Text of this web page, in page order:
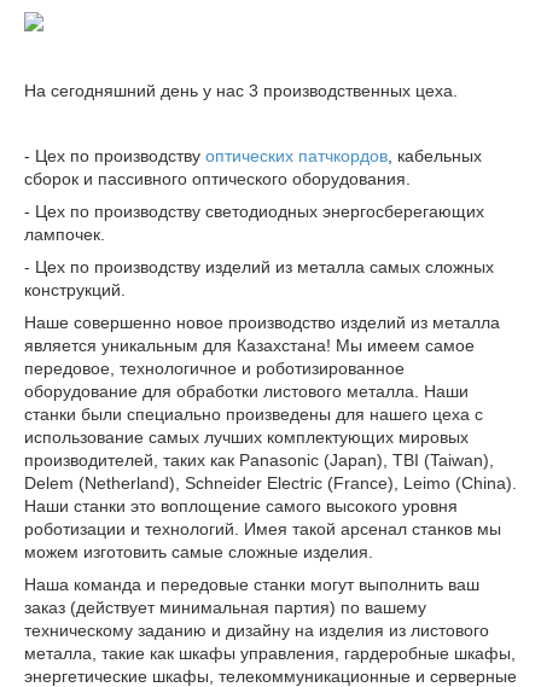
На сегодняшний день у нас 3 производственных цеха.
- Цех по производству оптических патчкордов , кабельных
сборок и пассивного оптического оборудования.
- Цех по производству светодиодных энергосберегающих
лампочек.
- Цех по производству изделий из металла самых сложных
конструкций.
Наше совершенно новое производство изделий из металла
является уникальным для Казахстана! Мы имеем самое
передовое, технологичное и роботизированное
оборудование для обработки листового металла. Наши
станки были специально произведены для нашего цеха с
использование самых лучших комплектующих мировых
производителей, таких как Panasonic (Japan), TBI (Taiwan),
Delem (Netherland), Schneider Electric (France), Leimo (China).
Наши станки это воплощение самого высокого уровня
роботизации и технологий. Имея такой арсенал станков мы
можем изготовить самые сложные изделия.
Наша команда и передовые станки могут выполнить ваш
заказ (действует минимальная партия) по вашему
техническому заданию и дизайну на изделия из листового
металла, такие как шкафы управления, гардеробные шкафы,
энергетические шкафы, телекоммуникационные и серверные